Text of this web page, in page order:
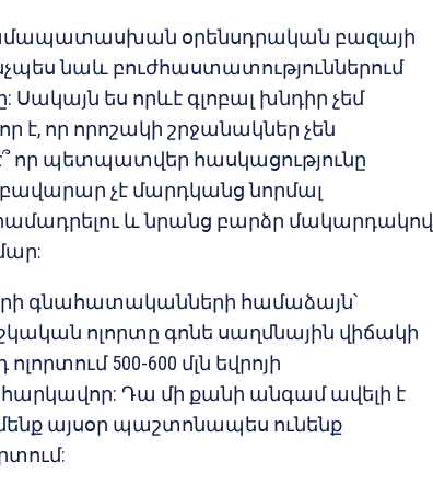
օրենսդրական բազայի
նաև բուժհաստատություններում
ես որևէ գլոբալ խնդիր չեմ
է, որ որոշակի շրջանակներ չեն
որ պետպատվեր հասկացությունը
չէ մարդկանց նորմալ
և նրանց բարձր մակարդակով
գնահատականների համաձայն՝
ոլորտը գոնե սաղմնային վիճակի
500-600 մլն եվրոյի
հարկավոր: Դա մի քանի անգամ ավելի է
այսօր պաշտոնապես ունենք